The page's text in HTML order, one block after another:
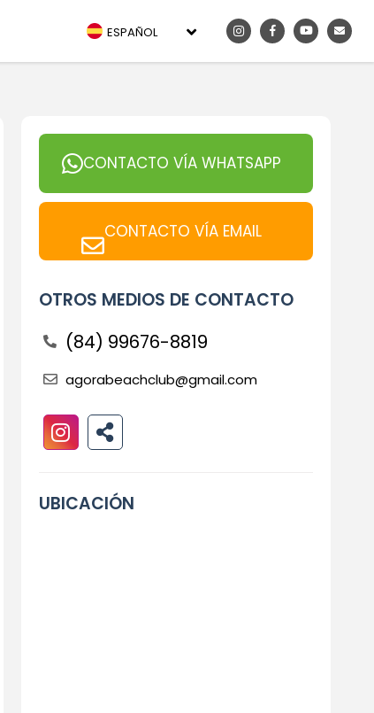
ESPAÑOL
CONTACTO VÍA WHATSAPP
CONTACTO VÍA EMAIL
OTROS MEDIOS DE CONTACTO
(84) 99676-8819
agorabeachclub@gmail.com
UBICACIÓN